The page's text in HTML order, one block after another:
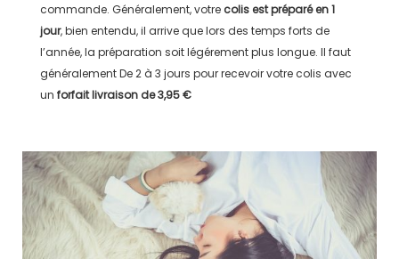
commande. Généralement, votre colis est préparé en1
jour, bien entendu, il arrive que lors des temps forts de
l’année, la préparation soit légérement plus longue. Il faut
généralementDe 2 à 3 jours pour recevoir votre colis avec
un forfait livraison de3,95 €